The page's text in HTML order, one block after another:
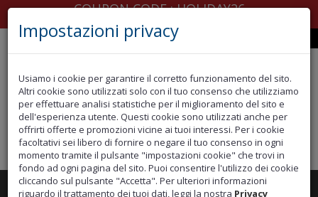
COUPON CODE : HOLIDAY26
CATEGORIE
Impostazioni privacy
Usiamo i cookie per garantire il corretto funzionamento del sito.
Altri cookie sono utilizzati solo con il tuo consenso che utilizziamo
per effettuare analisi statistiche per il miglioramento del sito e
dell'esperienza utente. Questi cookie sono utilizzati anche per
offrirti offerte e promozioni vicine ai tuoi interessi. Per i cookie
facoltativi sei libero di fornire o negare il tuo consenso in ogni
momento tramite il pulsante "impostazioni cookie" che trovi in
fondo ad ogni pagina del sito. Puoi consentire l'utilizzo dei cookie
cliccando sul pulsante "Accetta". Per ulteriori informazioni
riguardo il trattamento dei tuoi dati, leggi la nostra Privacy